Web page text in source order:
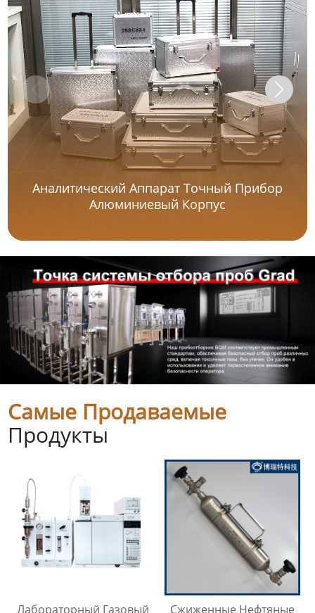
Аналитический Аппарат Точный Прибор
Алюминиевый Корпус
Самые Продаваемые
Продукты
Лабораторный Газовый Сжиженные Нефтяные